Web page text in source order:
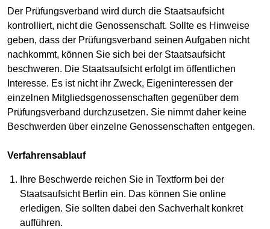
Der Prüfungsverband wird durch die Staatsaufsicht
kontrolliert, nicht die Genossenschaft. Sollte es Hinweise
geben, dass der Prüfungsverband seinen Aufgaben nicht
nachkommt, können Sie sich bei der Staatsaufsicht
beschweren. Die Staatsaufsicht erfolgt im öffentlichen
Interesse. Es ist nicht ihr Zweck, Eigeninteressen der
einzelnen Mitgliedsgenossenschaften gegenüber dem
Prüfungsverband durchzusetzen. Sie nimmt daher keine
Beschwerden über einzelne Genossenschaften entgegen.
Verfahrensablauf
Ihre Beschwerde reichen Sie in Textform bei der
Staatsaufsicht Berlin ein. Das können Sie online
erledigen. Sie sollten dabei den Sachverhalt konkret
aufführen.